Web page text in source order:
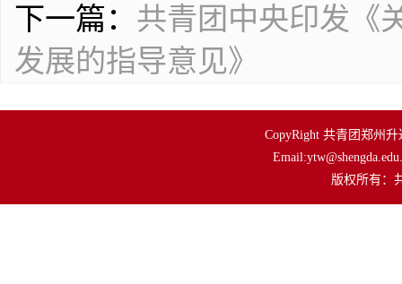
下一篇： 共青团中央印发《
发展的指导意见》
CopyRight 共青团郑州
版权所有：共